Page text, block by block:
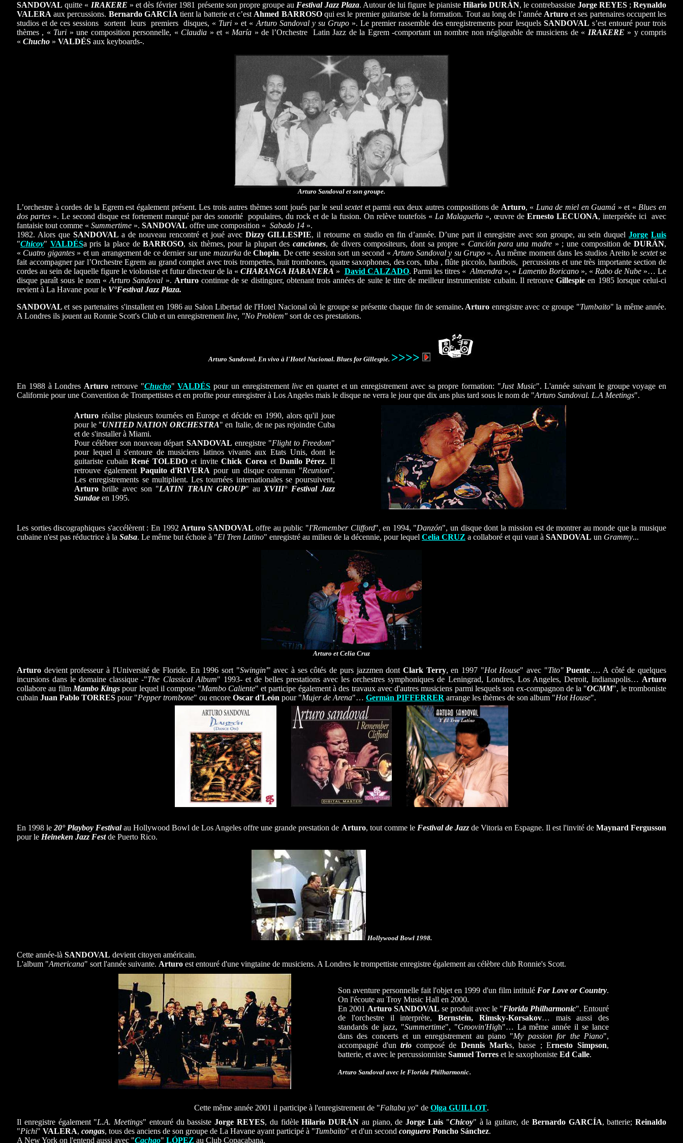
SANDOVAL quitte « IRAKERE » et dès février 1981 présente son propre groupe au Festival Jazz Plaza. Autour de lui figure le pianiste Hilario DURÁN, le contrebassiste Jorge REYES;Reynaldo
VALERA aux percussions. Bernardo GARCÍA tient la batterie et c’est Ahmed BARROSOqui est le premier guitariste de la formation. Tout au long de l’année Arturoet ses partenaires occupent les
studios et de ces sessions sortent leurs premiers disques, « Turi » et « Arturo Sandoval y su Grupo». Le premier rassemble des enregistrements pour lesquels SANDOVAL s’est entouré pour trois
thèmes , « Turi » une composition personnelle, « Claudia » et « María » de l’Orchestre Latin Jazz de la Egrem -comportant un nombre non négligeable de musiciens de « IRAKERE » y compris
« Chucho » VALDÉS aux keyboards-.
Arturo Sandoval et son groupe.
L’orchestre à cordes de la Egrem est également présent. Les trois autres thèmes sont joués par le seulsextetet parmi eux deux autres compositions de Arturo, « Luna de miel en Guamá » et « Blues en
dos partes ». Le second disque est fortement marqué par des sonorité populaires, du rock et de la fusion. On relève toutefois « La Malagueña », œuvre de Ernesto LECUONA, interprétée ici avec
fantaisie tout comme « Summertime ». SANDOVAL offre une composition « Sabado 14 ».
1982. Alors que SANDOVAL a de nouveau rencontré et joué avec Dizzy GILLESPIE, il retourne en studio en fin d’année. D’une part il enregistre avec son groupe, au sein duquelJorge Luis
"Chicoy" VALDÉSa pris la place deBARROSO, six thèmes, pour la plupart descanciones, de divers compositeurs, dont sa propre « Canción para una madre» ; une composition deDURÁN,
« Cuatro gigantes» et un arrangement de ce dernier sur une mazurkadeChopin. De cette session sort un second «Arturo Sandoval y su Grupo ». Au même moment dans les studios Areito le sextetse
fait accompagner par l’Orchestre Egrem au grand complet avec trois trompettes, huit trombones, quatre saxophones, des cors, tuba , flûte piccolo, hautbois, percussions et une très importante section de
cordes au sein de laquelle figure le violoniste et futur directeur de la «CHARANGA HABANERA » David CALZADO. Parmi les titres « Almendra», « Lamento Boricano», « Rabo de Nube »… Le
disque paraît sous le nom «Arturo Sandoval ». Arturocontinue de se distinguer, obtenant trois années de suite le titre de meilleur instrumentiste cubain. Il retrouveGillespie en 1985 lorsque celui-ci
revient à La Havane pour le V°Festival Jazz Plaza.
SANDOVALet ses partenaires s'installent en 1986 au Salon Libertad de l'Hotel Nacional où le groupe se présente chaque fin de semaine. Arturo enregistre avec ce groupe "Tumbaito" la même année.
A Londres ils jouent au Ronnie Scott's Club et un enregistrement live, "No Problem" sort de ces prestations.
Arturo Sandoval. En vivo à l'Hotel Nacional. Blues for Gillespie. >>>>
En 1988 à Londres Arturo retrouve "Chucho"VALDÉS pour un enregistrement live en quartet et un enregistrement avec sa propre formation: "Just Music". L'année suivant le groupe voyage en
Californie pour une Convention de Trompettistes et en profite pour enregistrer à Los Angeles mais le disque ne verra le jour que dix ans plus tard sous le nom de "Arturo Sandoval. L.A Meetings".
Arturo réalise plusieurs tournées en Europe et décide en 1990, alors qu'il joue
pour le "UNITED NATION ORCHESTRA" en Italie, de ne pas rejoindre Cuba
et de s'installer à Miami.
Pour célébrer son nouveau départ SANDOVAL enregistre "Flight to Freedom"
pour lequel il s'entoure de musiciens latinos vivants aux Etats Unis, dont le
guitariste cubainRené TOLEDO et inviteChick Corea et Danilo Pérez. Il
retrouve également Paquito d'RIVERA pour un disque commun "Reunion".
Les enregistrements se multiplient. Les tournées internationales se poursuivent,
Arturo brille avec son "LATIN TRAIN GROUP" au XVIII° Festival Jazz
Sundae en 1995.
Les sorties discographiques s'accélèrent : En 1992 Arturo SANDOVAL offre au public "I'Remember Clifford", en 1994, "Danzón", un disque dont la mission est de montrer au monde que la musique
cubaine n'est pas réductrice à la Salsa. Le même but échoie à "El Tren Latino" enregistré au milieu de la décennie, pour lequel Celia CRUZ a collaboré et qui vaut à SANDOVAL un Grammy...
Arturo et Celia Cruz
Arturo devient professeur à l'Université de Floride. En 1996 sort "Swingin'" avec à ses côtés de purs jazzmen dont Clark Terry, en 1997 "Hot House" avec "Tito" Puente…. A côté de quelques
incursions dans le domaine classique -"The Classical Album" 1993- et de belles prestations avec les orchestres symphoniques de Leningrad, Londres, Los Angeles, Detroit, Indianapolis… Arturo
collabore au film Mambo Kings pour lequel il compose "Mambo Caliente" et participe également à des travaux avec d'autres musiciens parmi lesquels son ex-compagnon de la "OCMM", le tromboniste
cubain Juan Pablo TORRES pour "Pepper trombone" ou encore Oscar d'León pour "Mujer de Arena"… Germán PIFFERRER arrange les thèmes de son album "Hot House".
En 1998 le20° Playboy Festival au Hollywood Bowl de Los Angeles offre une grande prestation de Arturo, tout comme le Festival de Jazzde Vitoria en Espagne. Il est l'invité de Maynard Fergusson
pour le Heineken Jazz Festde Puerto Rico.
Hollywood Bowl 1998.
Cette année-là SANDOVAL devient citoyen américain.
L'album "Americana" sort l'année suivante. Arturo est entouré d'une vingtaine de musiciens. A Londres le trompettiste enregistre également au célèbre club Ronnie's Scott.
Son aventure personnelle fait l'objet en 1999 d'un film intitulé For Love or Country.
On l'écoute au Troy Music Hall en 2000.
En 2001 Arturo SANDOVAL se produit avec le "Florida Philharmonic". Entouré
de l'orchestre il interprète, Bernstein, Rimsky-Korsakov… mais aussi des
standards de jazz, "Summertime", "Groovin'High"… La même année il se lance
dans des concerts et un enregistrement au piano "My passion for the Piano",
accompagné d'untrio composé deDennis Marks, basse ; Ernesto Simpson,
batterie, et avec le percussionniste Samuel Torres et le saxophoniste Ed Calle.
Arturo Sandoval avec le Florida Philharmonic.
Cette même année 2001 il participe à l'enregistrement de "Faltaba yo" de Olga GUILLOT.
Il enregistre également "L.A. Meetings" entouré du bassisteJorge REYES, du fidèleHilario DURÁN au piano, deJorge Luis "Chicoy" à la guitare, de Bernardo GARCÍA, batterie;Reinaldo
"Pichi" VALERA, congas, tous des anciens de son groupe de La Havane ayant participé à "Tumbaito" et d'un second conguero Poncho Sánchez.
A New York on l'entend aussi avec "Cachao" LÓPEZ au Club Copacabana.